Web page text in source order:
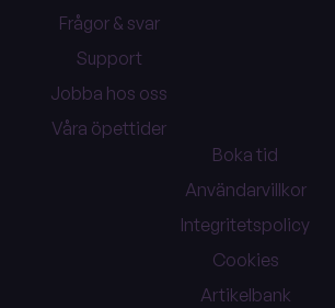
Frågor & svar
Support
Jobba hos oss
Våra öpettider
Boka tid
Användarvillkor
Integritetspolicy
Cookies
Artikelbank